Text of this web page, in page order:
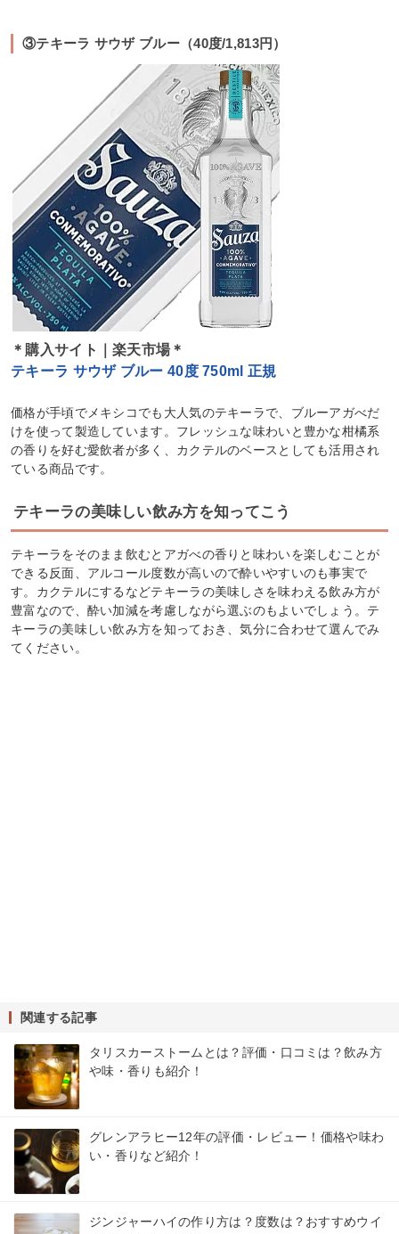
③テキーラ サウザ ブルー（40度/1,813円）
＊購入サイト｜楽天市場＊
テキーラ サウザ ブルー 40度 750ml 正規
価格が手頃でメキシコでも大人気のテキーラで、ブルーアガべだ
けを使って製造しています。フレッシュな味わいと豊かな柑橘系
の香りを好む愛飲者が多く、カクテルのベースとしても活用され
ている商品です。
テキーラの美味しい飲み方を知ってこう
テキーラをそのまま飲むとアガべの香りと味わいを楽しむことが
できる反面、アルコール度数が高いので酔いやすいのも事実で
す。カクテルにするなどテキーラの美味しさを味わえる飲み方が
豊富なので、酔い加減を考慮しながら選ぶのもよいでしょう。テ
キーラの美味しい飲み方を知っておき、気分に合わせて選んでみ
てください。
関連する記事
タリスカーストームとは？評価・口コミは？飲み方
や味・香りも紹介！
グレンアラヒー12年の評価・レビュー！価格や味わ
い・香りなど紹介！
ジンジャーハイの作り方は？度数は？おすすめウイ